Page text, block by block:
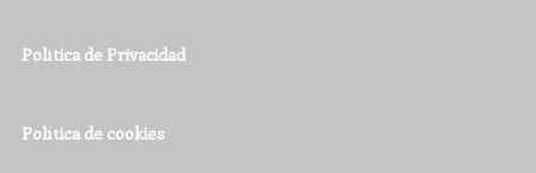
Política de Privacidad
Política de cookies